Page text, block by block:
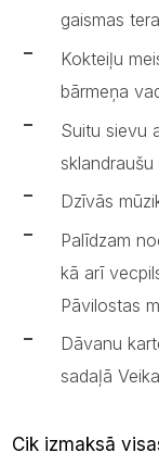
gaismas
Kokteiļu
bārmeņa
Suitu sievu
Dzīvās
Palīdzam
kā arī
Pāvilostas
Dāvanu
sadaļā
Cik izmaksā